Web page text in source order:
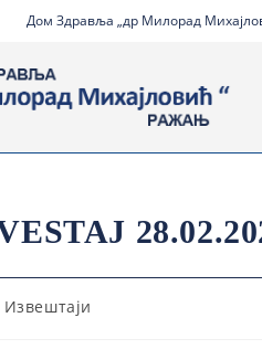
Дом Здравља „др Милорад
Извештаји